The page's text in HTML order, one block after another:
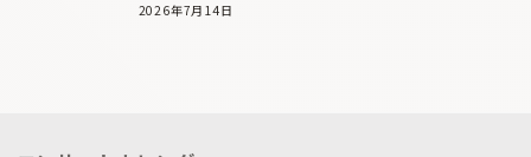
2026年7月14日